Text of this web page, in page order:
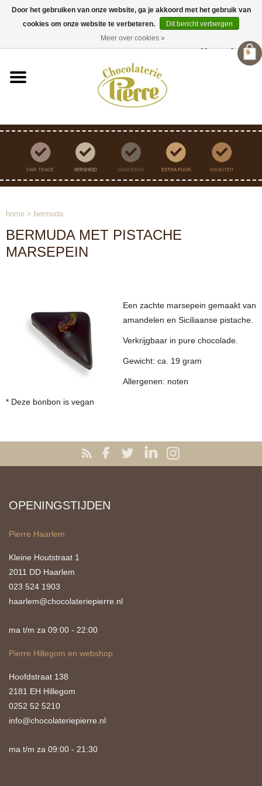
Verzending binnen Nederland vanaf €45,- gratis
Registreren
FAIR TRADE VERSHEID MAATWERK EXTRA PUUR KWALITEIT
home > bermuda
BERMUDA MET PISTACHE
MARSEPEIN
Een zachte marsepein gemaakt van
amandelen en Siciliaanse pistache.
Verkrijgbaar in pure chocolade.
Gewicht: ca. 19 gram
Allergenen: noten
* Deze bonbon is vegan
OPENINGSTIJDEN
Pierre Haarlem
Kleine Houtstraat 1
2011 DD Haarlem
023 524 1903
haarlem@chocolateriepierre.nl
ma t/m za 09:00 - 22:00
Pierre Hillegom en webshop
Hoofdstraat 138
2181 EH Hillegom
0252 52 5210
info@chocolateriepierre.nl
ma t/m za 09:00 - 21:30
Door het gebruiken van onze website, ga je akkoord met het gebruik van
cookies om onze website te verbeteren.
Dit bericht verbergen
Meer over cookies »